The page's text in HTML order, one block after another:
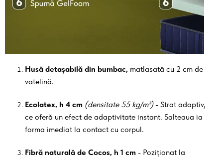
Husă detașabilă din bumbac, matlasată cu 2 cm de
vatelină.
Ecolatex, h 4 cm (densitate 55 kg/m³)- Strat adaptiv,
ce oferă un efect de adaptivitate instant. Salteaua ia
forma imediat la contact cu corpul.
Fibră naturală de Cocos, h 1 cm - Poziționat la